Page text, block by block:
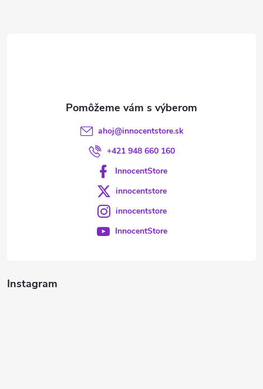
Instagram
ahoj@innocentstore.sk
+421 948 660 160
InnocentStore
innocentstore
innocentstore
InnocentStore